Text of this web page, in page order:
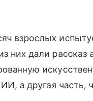
взрослых
них дали рассказ
а другая часть,